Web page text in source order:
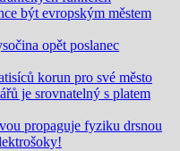
být evropským městem
opět poslanec
korun pro své město
je srovnatelný s platem
propaguje fyziku drsnou